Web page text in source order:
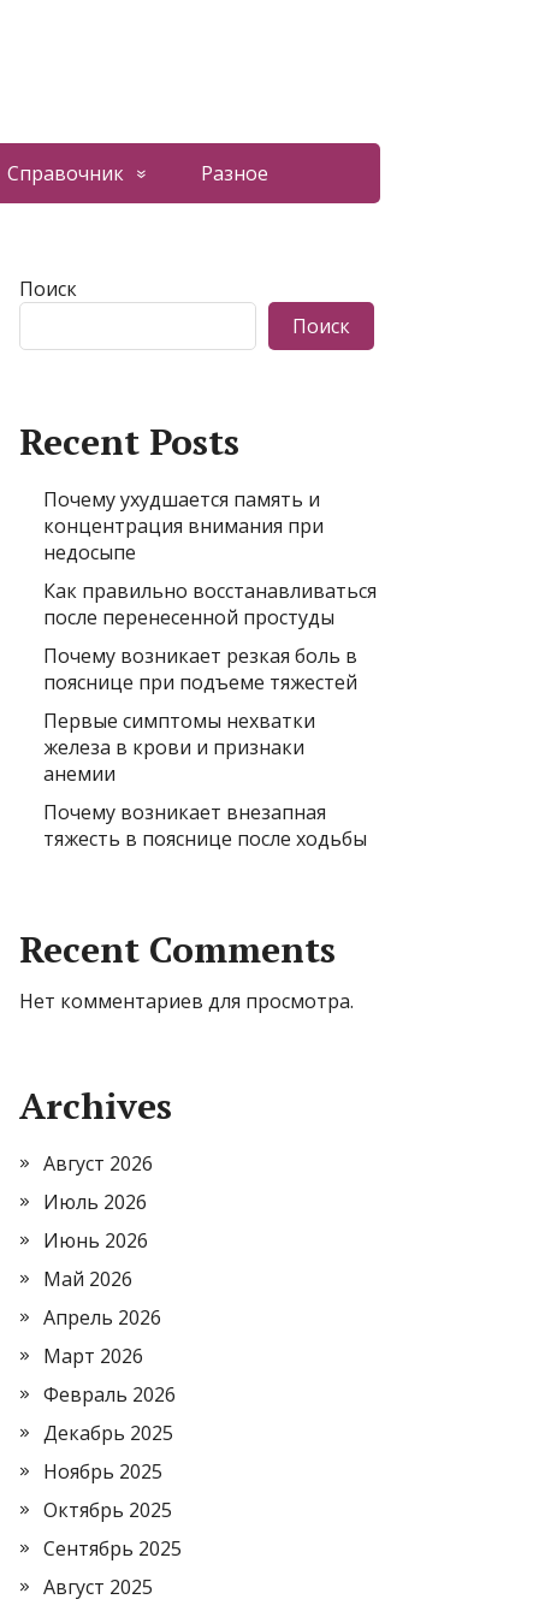
Справочник Разное
Поиск
Поиск
Recent Posts
Почему ухудшается память и
концентрация внимания при
недосыпе
Как правильно восстанавливаться
после перенесенной простуды
Почему возникает резкая боль в
пояснице при подъеме тяжестей
Первые симптомы нехватки
железа в крови и признаки
анемии
Почему возникает внезапная
тяжесть в пояснице после ходьбы
Recent Comments
Нет комментариев для просмотра.
Archives
Август 2026
Июль 2026
Июнь 2026
Май 2026
Апрель 2026
Март 2026
Февраль 2026
Декабрь 2025
Ноябрь 2025
Октябрь 2025
Сентябрь 2025
Август 2025